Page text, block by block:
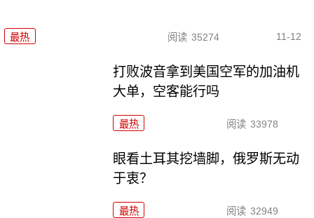
最热 阅读 35274 11-12
打败波音拿到美国空军的加油机
大单，空客能行吗
最热 阅读 33978
眼看土耳其挖墙脚，俄罗斯无动
于衷？
最热 阅读 32949